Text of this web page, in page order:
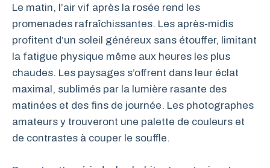
Le matin, l’air vif après la rosée rend les
promenades rafraîchissantes. Les après-midis
profitent d’un soleil généreux sans étouffer, limitant
la fatigue physique même aux heures les plus
chaudes. Les paysages s’offrent dans leur éclat
maximal, sublimés par la lumière rasante des
matinées et des fins de journée. Les photographes
amateurs y trouveront une palette de couleurs et
de contrastes à couper le souffle.